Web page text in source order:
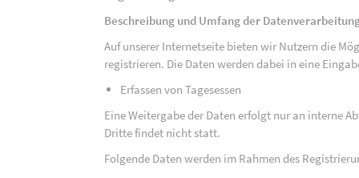
Beschreibung und Umfang der
Auf unserer Internetseite bieten wir Nutzern die
registrieren. Die Daten werden dabei in eine
Erfassen von Tagesessen
Eine Weitergabe der Daten erfolgt nur an interne
Dritte findet nicht statt.
Folgende Daten werden im Rahmen des